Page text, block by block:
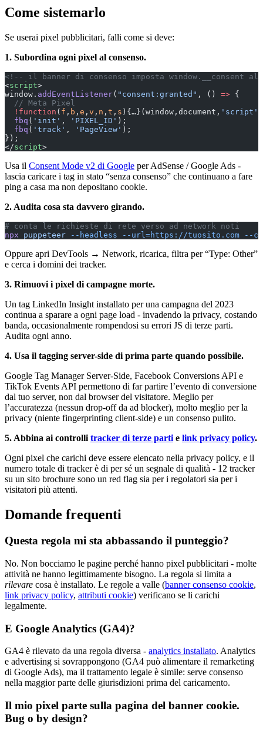
Come sistemarlo
Se userai pixel pubblicitari, falli come si deve:
1. Subordina ogni pixel al consenso.
<!-- il banner di consenso imposta window.__consent
<script>
window. addEventListener( "consent:granted" , () => {
  // Meta Pixel
  !function
( f , b , e , v , n , t , s ){…}(window,document, 'script'
  fbq
( 'init' , 'PIXEL_ID' );
  fbq
( 'track' , 'PageView' );
});
</script>
Usa il Consent Mode v2 di Google per AdSense / Google Ads -
lascia caricare i tag in stato “senza consenso” che continuano a fare
ping a casa ma non depositano cookie.
2. Audita cosa sta davvero girando.
# conta le richieste di rete verso ad network noti
npx puppeteer --headless --url=https://tuosito.com --
Oppure apri DevTools → Network, ricarica, filtra per “Type: Other”
e cerca i domini dei tracker.
3. Rimuovi i pixel di campagne morte.
Un tag LinkedIn Insight installato per una campagna del 2023
continua a sparare a ogni page load - invadendo la privacy, costando
banda, occasionalmente rompendosi su errori JS di terze parti.
Audita ogni anno.
4. Usa il tagging server-side di prima parte quando possibile.
Google Tag Manager Server-Side, Facebook Conversions API e
TikTok Events API permettono di far partire l’evento di conversione
dal tuo server, non dal browser del visitatore. Meglio per
l’accuratezza (nessun drop-off da ad blocker), molto meglio per la
privacy (niente fingerprinting client-side) e un consenso pulito.
5. Abbina ai controlli tracker di terze parti e link privacy policy.
Ogni pixel che carichi deve essere elencato nella privacy policy, e il
numero totale di tracker è di per sé un segnale di qualità - 12 tracker
su un sito brochure sono un red flag sia per i regolatori sia per i
visitatori più attenti.
Domande frequenti
Questa regola mi sta abbassando il punteggio?
No. Non bocciamo le pagine perché hanno pixel pubblicitari - molte
attività ne hanno legittimamente bisogno. La regola si limita a
rilevare cosa è installato. Le regole a valle (banner consenso cookie,
link privacy policy, attributi cookie) verificano se li carichi
legalmente.
E Google Analytics (GA4)?
GA4 è rilevato da una regola diversa - analytics installato. Analytics
e advertising si sovrappongono (GA4 può alimentare il remarketing
di Google Ads), ma il trattamento legale è simile: serve consenso
nella maggior parte delle giurisdizioni prima del caricamento.
Il mio pixel parte sulla pagina del banner cookie.
Bug o by design?